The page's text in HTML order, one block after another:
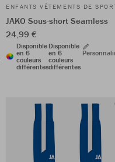
ENFANTS VÊTEMENTS DE
JAKO Sous-short Seamless
24,99 €
Disponible
en 6
couleurs
différentes
Disponible
en 6
couleurs
différentes